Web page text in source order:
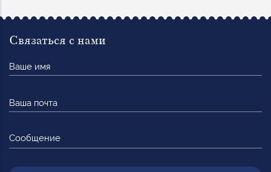
Связаться с нами
имя
почта
Сообщение